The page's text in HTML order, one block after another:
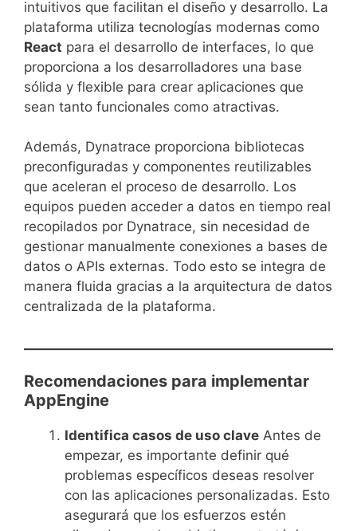
intuitivos que facilitan el diseño y desarrollo. La
plataforma utiliza tecnologías modernas como
React para el desarrollo de interfaces, lo que
proporciona a los desarrolladores una base
sólida y flexible para crear aplicaciones que
sean tanto funcionales como atractivas.
Además, Dynatrace proporciona bibliotecas
preconfiguradas y componentes reutilizables
que aceleran el proceso de desarrollo. Los
equipos pueden acceder a datos en tiempo real
recopilados por Dynatrace, sin necesidad de
gestionar manualmente conexiones a bases de
datos o APIs externas. Todo esto se integra de
manera fluida gracias a la arquitectura de datos
centralizada de la plataforma.
Recomendaciones para implementar
AppEngine
Identifica casos de uso clave Antes de
empezar, es importante definir qué
problemas específicos deseas resolver
con las aplicaciones personalizadas. Esto
asegurará que los esfuerzos estén